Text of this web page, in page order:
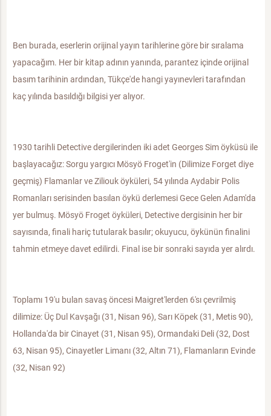
Ben burada, eserlerin orijinal yayın tarihlerine göre bir sıralama
yapacağım. Her bir kitap adının yanında, parantez içinde orijinal
basım tarihinin ardından, Tükçe'de hangi yayınevleri tarafından
kaç yılında basıldığı bilgisi yer alıyor.
1930 tarihli Detective dergilerinden iki adet Georges Sim öyküsü ile
başlayacağız: Sorgu yargıcı Mösyö Froget'in (Dilimize Forget diye
geçmiş) Flamanlar ve Ziliouk öyküleri, 54 yılında Aydabir Polis
Romanları serisinden basılan öykü derlemesi Gece Gelen Adam'da
yer bulmuş. Mösyö Froget öyküleri, Detective dergisinin her bir
sayısında, finali hariç tutularak basılır; okuyucu, öykünün finalini
tahmin etmeye davet edilirdi. Final ise bir sonraki sayıda yer alırdı.
Toplamı 19'u bulan savaş öncesi Maigret'lerden 6'sı çevrilmiş
dilimize: Üç Dul Kavşağı (31, Nisan 96), Sarı Köpek (31, Metis 90),
Hollanda'da bir Cinayet (31, Nisan 95), Ormandaki Deli (32, Dost
63, Nisan 95), Cinayetler Limanı (32, Altın 71), Flamanların Evinde
(32, Nisan 92)